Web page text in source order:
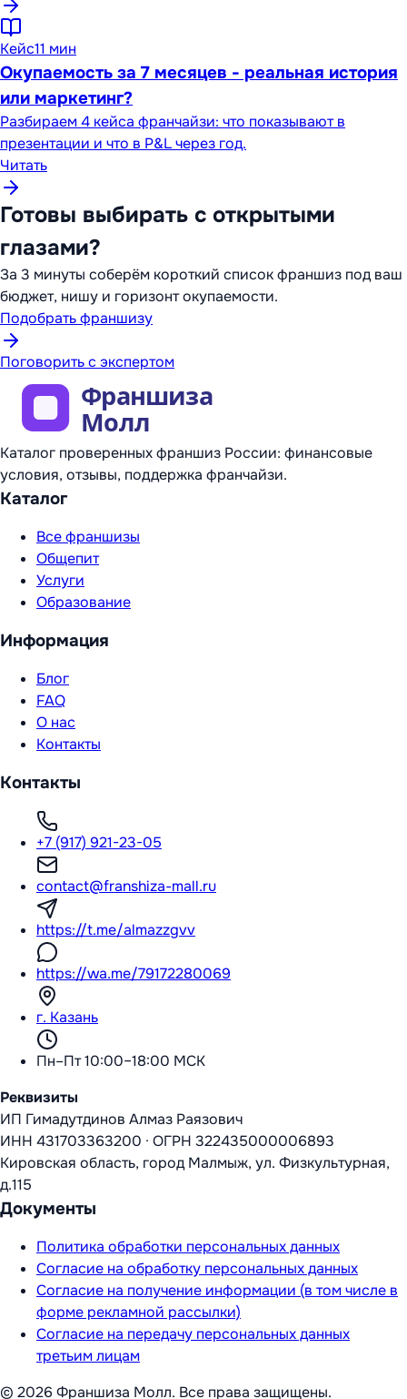
Кейс11 мин
Окупаемость за 7 месяцев - реальная история
или маркетинг?
Разбираем 4 кейса франчайзи: что показывают в
презентации и что в P&L через год.
Читать
Готовы выбирать с открытыми
глазами?
За 3 минуты соберём короткий список франшиз под ваш
бюджет, нишу и горизонт окупаемости.
Подобрать франшизу
Поговорить с экспертом
Каталог проверенных франшиз России: финансовые
условия, отзывы, поддержка франчайзи.
Каталог
Все франшизы
Общепит
Услуги
Образование
Информация
Блог
FAQ
О нас
Контакты
Контакты
+7 (917) 921-23-05
contact@franshiza-mall.ru
https://t.me/almazzgvv
https://wa.me/79172280069
г. Казань
Пн–Пт 10:00–18:00 МСК
Реквизиты
ИП Гимадутдинов Алмаз Раязович
ИНН 431703363200 · ОГРН 322435000006893
Кировская область, город Малмыж, ул. Физкультурная,
д.115
Документы
Политика обработки персональных данных
Согласие на обработку персональных данных
Согласие на получение информации (в том числе в
форме рекламной рассылки)
Согласие на передачу персональных данных
третьим лицам
© 2026 Франшиза Молл. Все права защищены.